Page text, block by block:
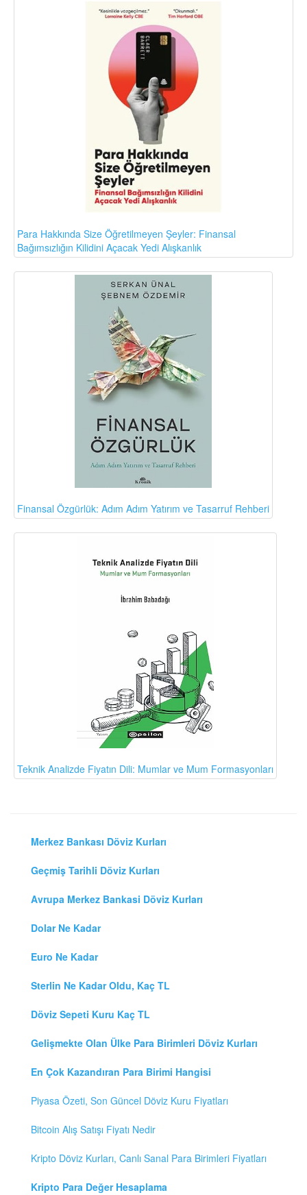
Para Hakkında Size Öğretilmeyen Şeyler: Finansal
Bağımsızlığın Kilidini Açacak Yedi Alışkanlık
Finansal Özgürlük: Adım Adım Yatırım ve Tasarruf Rehberi
Teknik Analizde Fiyatın Dili: Mumlar ve Mum Formasyonları
Merkez Bankası Döviz Kurları
Geçmiş Tarihli Döviz Kurları
Avrupa Merkez Bankasi Döviz Kurları
Dolar Ne Kadar
Euro Ne Kadar
Sterlin Ne Kadar Oldu, Kaç TL
Döviz Sepeti Kuru Kaç TL
Gelişmekte Olan Ülke Para Birimleri Döviz Kurları
En Çok Kazandıran Para Birimi Hangisi
Piyasa Özeti, Son Güncel Döviz Kuru Fiyatları
Bitcoin Alış Satışı Fiyatı Nedir
Kripto Döviz Kurları, Canlı Sanal Para Birimleri Fiyatları
Kripto Para Değer Hesaplama